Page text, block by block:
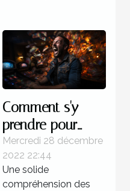
Comment s'y
prendre pour
gagner d'une
manière certaine
au multi ?
Mercredi 28 décembre
2022 22:44
Une solide
compréhension des